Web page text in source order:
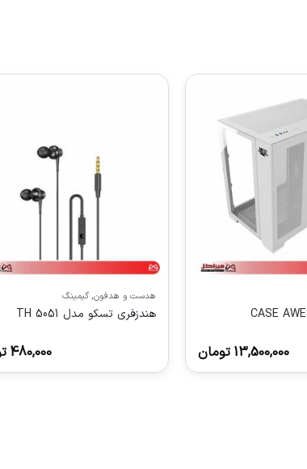
CASE
13,500,000 تومان
هدست و هدفون,گیمینگ
هندزفری تسکو مدل TH 5051
480,000